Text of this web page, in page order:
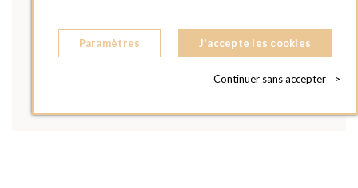
Paramètres J'accepte les cookies
Continuer sans accepter >